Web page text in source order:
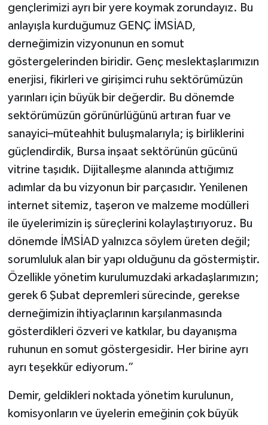
gençlerimizi ayrı bir yere koymak zorundayız. Bu
anlayışla kurduğumuz GENÇ İMSİAD,
derneğimizin vizyonunun en somut
göstergelerinden biridir. Genç meslektaşlarımızın
enerjisi, fikirleri ve girişimci ruhu sektörümüzün
yarınları için büyük bir değerdir. Bu dönemde
sektörümüzün görünürlüğünü artıran fuar ve
sanayici–müteahhit buluşmalarıyla; iş birliklerini
güçlendirdik, Bursa inşaat sektörünün gücünü
vitrine taşıdık. Dijitalleşme alanında attığımız
adımlar da bu vizyonun bir parçasıdır. Yenilenen
internet sitemiz, taşeron ve malzeme modülleri
ile üyelerimizin iş süreçlerini kolaylaştırıyoruz. Bu
dönemde İMSİAD yalnızca söylem üreten değil;
sorumluluk alan bir yapı olduğunu da göstermiştir.
Özellikle yönetim kurulumuzdaki arkadaşlarımızın;
gerek 6 Şubat depremleri sürecinde, gerekse
derneğimizin ihtiyaçlarının karşılanmasında
gösterdikleri özveri ve katkılar, bu dayanışma
ruhunun en somut göstergesidir. Her birine ayrı
ayrı teşekkür ediyorum.”
Demir, geldikleri noktada yönetim kurulunun,
komisyonların ve üyelerin emeğinin çok büyük